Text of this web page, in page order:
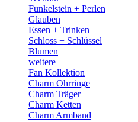
Funkelstein + Perlen
Glauben
Essen + Trinken
Schloss + Schlüssel
Blumen
weitere
Fan Kollektion
Charm Ohrringe
Charm Träger
Charm Ketten
Charm Armband